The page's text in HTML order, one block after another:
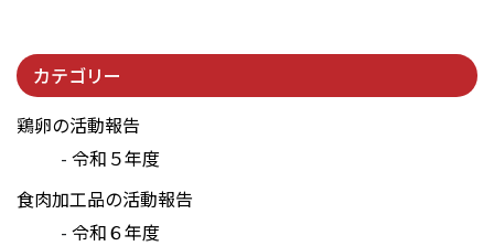
カテゴリー
鶏卵の活動報告
令和５年度
食肉加工品の活動報告
令和６年度